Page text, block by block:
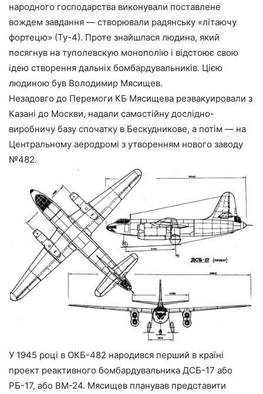
народного господарства виконували поставлене
вождем завдання — створювали радянську «літаючу
фортецю» (Ту-4). Проте знайшлася людина, який
посягнув на туполевскую монополію і відстоює свою
ідею створення дальніх бомбардувальників. Цією
людиною був Володимир Мясищев.
Незадовго до Перемоги КБ Мясищева реэвакуировали з
Казані до Москви, надали самостійну дослідно-
виробничу базу спочатку в Бескудникове, а потім — на
Центральному аеродромі з утворенням нового заводу
№482.
У 1945 році в ОКБ-482 народився перший в країні
проект реактивного бомбардувальника ДСБ-17 або
РБ-17, або ВМ-24. Мясищев планував представити